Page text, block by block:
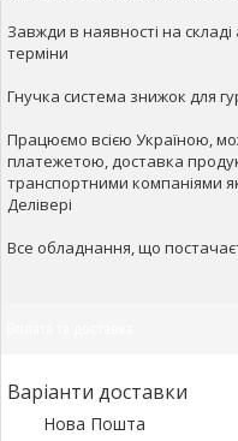
Завжди в наявності на
терміни
Гнучка система знижок для
Працюємо всією Україною,
платежетою, доставка
транспортними компаніями
Делівері
Все обладнання, що
Варіанти доставки
Нова Пошта